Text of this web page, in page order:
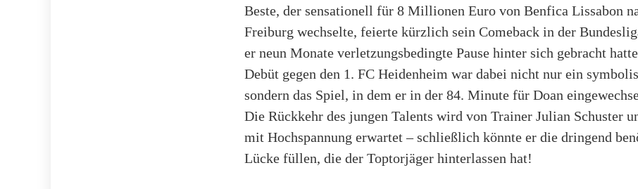
Beste, der sensationell für 8 Millionen Euro von Benfica Lissabon
Freiburg wechselte, feierte kürzlich sein Comeback in der
er neun Monate verletzungsbedingte Pause hinter sich gebracht
Debüt gegen den 1. FC Heidenheim war dabei nicht nur ein
sondern das Spiel, in dem er in der 84. Minute für Doan
Die Rückkehr des jungen Talents wird von Trainer Julian Schuster
mit Hochspannung erwartet – schließlich könnte er die dringend
Lücke füllen, die der Toptorjäger hinterlassen hat!